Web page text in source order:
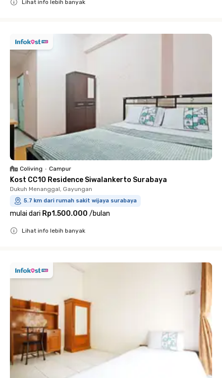
Lihat info lebih banyak
Coliving • Campur
Kost CC10 Residence Siwalankerto Surabaya
Dukuh Menanggal, Gayungan
5.7 km dari rumah sakit wijaya surabaya
mulai dari Rp1.500.000 /bulan
Lihat info lebih banyak